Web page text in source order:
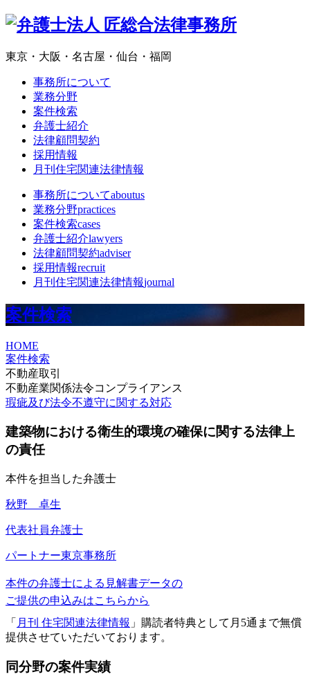
東京・大阪・名古屋・仙台・福岡
事務所について
業務分野
案件検索
弁護士紹介
法律顧問契約
採用情報
月刊住宅関連法律情報
事務所についてaboutus
業務分野practices
案件検索cases
弁護士紹介lawyers
法律顧問契約adviser
採用情報recruit
月刊住宅関連法律情報journal
案件検索
HOME
案件検索
不動産取引
不動産業関係法令コンプライアンス
瑕疵及び法令不遵守に関する対応
建築物における衛生的環境の確保に関する法律上
の責任
本件を担当した弁護士
秋野 卓生
代表社員弁護士
パートナー東京事務所
本件の弁護士による見解書データの
ご提供の申込みはこちらから
「 月刊 住宅関連法律情報 」購読者特典として月5通まで無償
提供させていただいております。
同分野の案件実績